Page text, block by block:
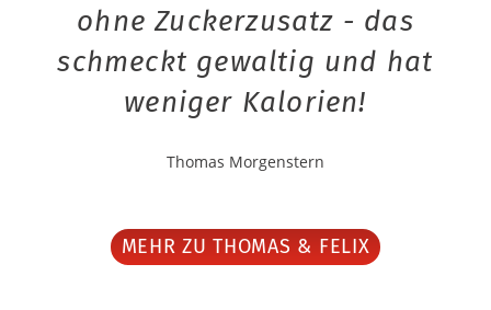
ohne Zuckerzusatz - das
schmeckt gewaltig und hat
weniger Kalorien!
Thomas Morgenstern
MEHR ZU THOMAS & FELIX